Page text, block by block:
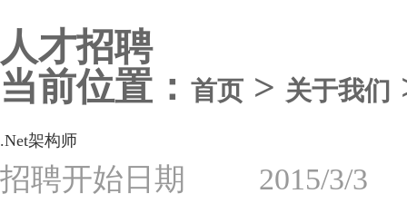
人才招聘
当前位置： 首页 > 关于我们
.Net架构师
招聘开始日期